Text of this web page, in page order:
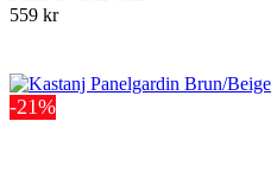
559 kr
-21%